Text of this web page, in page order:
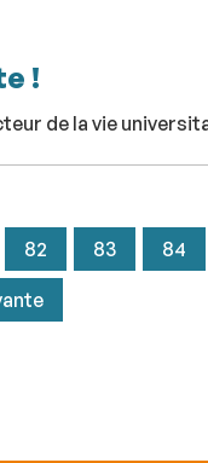
!
de la vie
82 83 84